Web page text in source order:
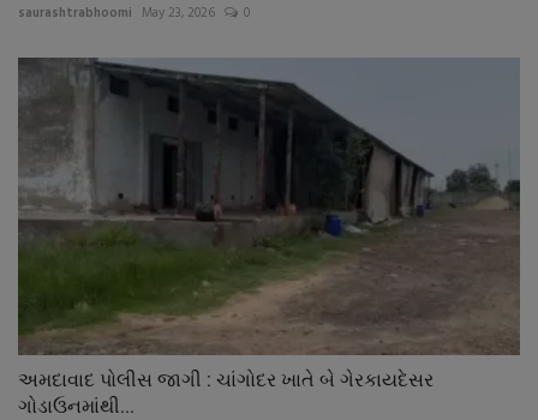
saurashtrabhoomi May 23, 2026 0
અમદાવાદ પોલીસ જાગી : ચાંગોદર ખાતે બે ગેરકાયદેસર
ગોડાઉનમાંથી...